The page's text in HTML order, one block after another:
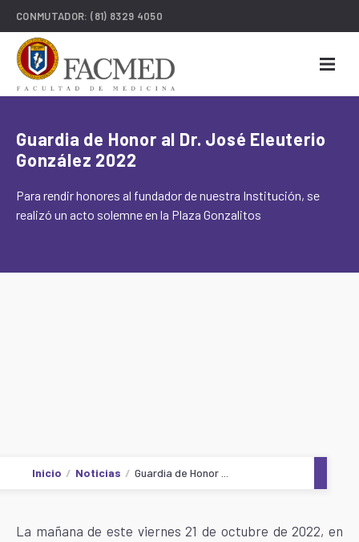
CONMUTADOR:(81) 8329 4050
Guardia de Honor al Dr. José Eleuterio
González 2022
Para rendir honores al fundador de nuestra Institución, se
realizó un acto solemne en la Plaza Gonzalitos
Inicio Noticias Guardia de Honor ...
La mañana de este viernes 21 de octubre de 2022, en